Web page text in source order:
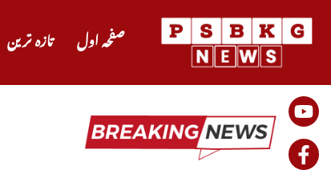
تازہ ترین صفحہ اول